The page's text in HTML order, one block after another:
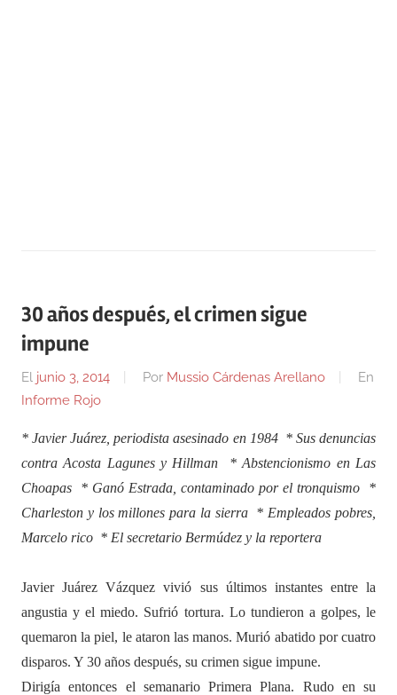
30 años después, el crimen sigue
impune
El junio 3, 2014 Por Mussio Cárdenas Arellano
En
Informe Rojo
* Javier Juárez, periodista asesinado en 1984 * Sus denuncias
contra Acosta Lagunes y Hillman * Abstencionismo en Las
Choapas * Ganó Estrada, contaminado por el tronquismo *
Charleston y los millones para la sierra * Empleados pobres,
Marcelo rico * El secretario Bermúdez y la reportera
Javier Juárez Vázquez vivió sus últimos instantes entre la
angustia y el miedo. Sufrió tortura. Lo tundieron a golpes, le
quemaron la piel, le ataron las manos. Murió abatido por cuatro
disparos. Y 30 años después, su crimen sigue impune.
Dirigía entonces el semanario Primera Plana. Rudo en su